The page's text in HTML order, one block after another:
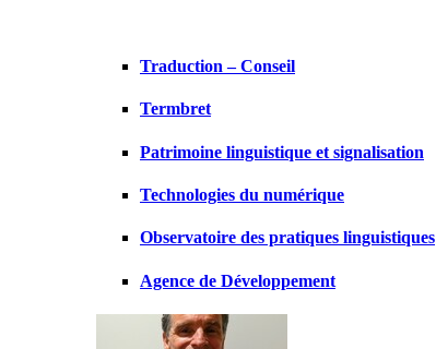
Traduction – Conseil
Termbret
Patrimoine linguistique et signalisation
Technologies du numérique
Observatoire des pratiques linguistiques
Agence de Développement